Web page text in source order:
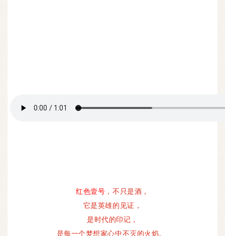
红色壹号 ，不只是酒，
它是英雄的见证，
是时代的印记，
是每一个梦想家心中不灭的火焰。